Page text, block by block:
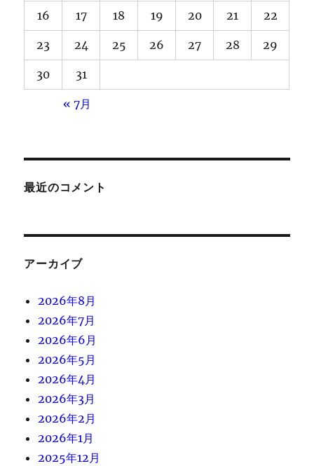
16 17 18 19 20 21 22
23 24 25 26 27 28 29
30 31
« 7月
最近のコメント
アーカイブ
2026年8月
2026年7月
2026年6月
2026年5月
2026年4月
2026年3月
2026年2月
2026年1月
2025年12月